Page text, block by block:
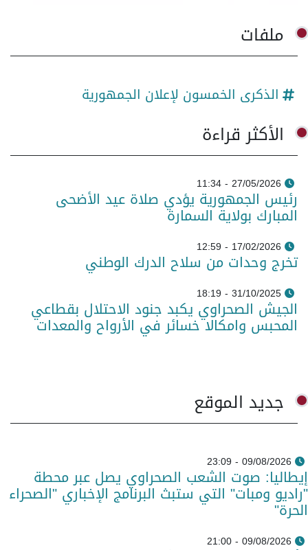
ملفات
الذكرى الخمسون لإعلان الجمهورية
الأكثر قراءة
27/05/2026 - 11:34
رئيس الجمهورية يؤدي صلاة عيد الأضحى
المبارك بولاية السمارة
17/02/2026 - 12:59
تخرج وحدات من سلاح الدرك الوطني
31/10/2025 - 18:19
الجيش الصحراوي يكبد جنود الاحتلال بقطاعي
المحبس وامكالا خسائر في الأرواح والمعدات
جديد الموقع
09/08/2026 - 23:09
إيطاليا: صوت الشعب الصحراوي يصل عبر محطة
"راديو ومبات" التي ستبث البرنامج الإخباري "الصحراء
الحرة"
09/08/2026 - 21:00